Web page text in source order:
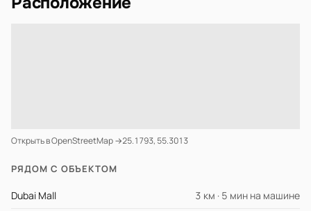
Открыть в OpenStreetMap →25.1793, 55.3013
РЯДОМ С ОБЪЕКТОМ
Dubai Mall 3 км · 5 мин на машине